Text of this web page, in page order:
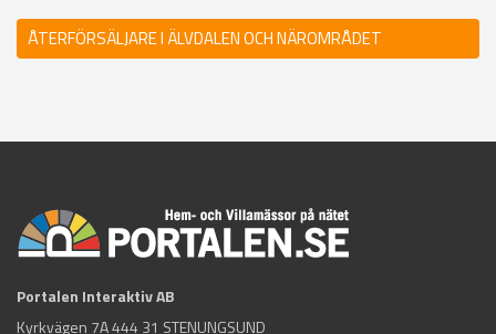
ÅTERFÖRSÄLJARE I ÄLVDALEN OCH NÄROMRÅDET
Portalen Interaktiv AB
Kyrkvägen 7A 444 31 STENUNGSUND